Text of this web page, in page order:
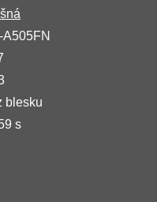
A505FN
blesku
s